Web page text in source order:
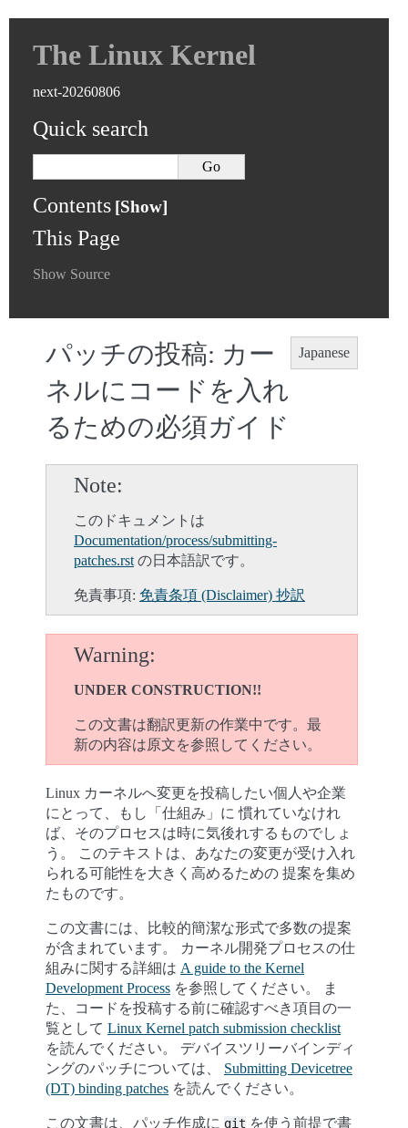
The Linux Kernel
next-20260806
Quick search
Contents
This Page
Show Source
Japanese
パッチの投稿: カー
ネルにコードを入れ
るための必須ガイド
Note
このドキュメントは
Documentation/process/submitting-
patches.rst の日本語訳です。
免責事項: 免責条項 (Disclaimer) 抄訳
Warning
UNDER CONSTRUCTION!!
この文書は翻訳更新の作業中です。最
新の内容は原文を参照してください。
Linux カーネルへ変更を投稿したい個人や企業
にとって、もし「仕組み」に 慣れていなけれ
ば、そのプロセスは時に気後れするものでしょ
う。 このテキストは、あなたの変更が受け入れ
られる可能性を大きく高めるための 提案を集め
たものです。
この文書には、比較的簡潔な形式で多数の提案
が含まれています。 カーネル開発プロセスの仕
組みに関する詳細は A guide to the Kernel
Development Process を参照してください。 ま
た、コードを投稿する前に確認すべき項目の一
覧として Linux Kernel patch submission checklist
を読んでください。 デバイスツリーバインディ
ングのパッチについては、 Submitting Devicetree
(DT) binding patches を読んでください。
この文書は、パッチ作成に git を使う前提で書